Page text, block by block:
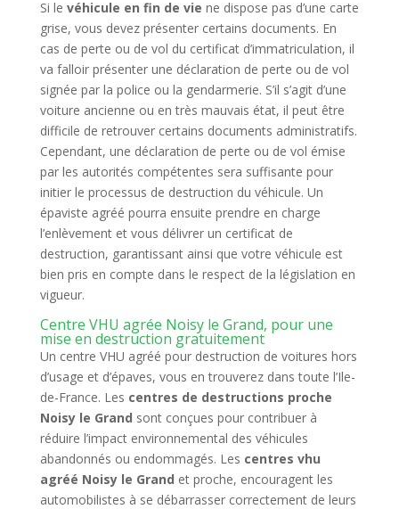
Si le véhicule en fin de vie ne dispose pas d’une carte
grise, vous devez présenter certains documents. En
cas de perte ou de vol du certificat d’immatriculation, il
va falloir présenter une déclaration de perte ou de vol
signée par la police ou la gendarmerie. S’il s’agit d’une
voiture ancienne ou en très mauvais état, il peut être
difficile de retrouver certains documents administratifs.
Cependant, une déclaration de perte ou de vol émise
par les autorités compétentes sera suffisante pour
initier le processus de destruction du véhicule. Un
épaviste agréé pourra ensuite prendre en charge
l’enlèvement et vous délivrer un certificat de
destruction, garantissant ainsi que votre véhicule est
bien pris en compte dans le respect de la législation en
vigueur.
Centre VHU agrée Noisy le Grand, pour une
mise en destruction gratuitement
Un centre VHU agréé pour destruction de voitures hors
d’usage et d’épaves, vous en trouverez dans toute l’Ile-
de-France. Les centres de destructions proche
Noisy le Grand sont conçues pour contribuer à
réduire l’impact environnemental des véhicules
abandonnés ou endommagés. Les centres vhu
agréé Noisy le Grand et proche, encouragent les
automobilistes à se débarrasser correctement de leurs